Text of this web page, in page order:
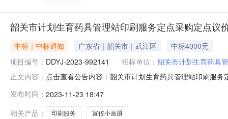
韶关市计划生育药具管理站印刷服务定点采购定点议
中标｜中标通知 广东省｜韶关市｜武江区
中标4000元
项目编号： DDYJ-2023-992141 招标单位： 韶关市计划生育药具
正文内容： 点击查看公告内容：韶关市计划生育药具管理站印刷服
商报价(元)是否中标印刷品名称：宣传小画册所属类别
发布时间： 2023-11-23 18:47
相关产品：
印刷服务 宣传小画册